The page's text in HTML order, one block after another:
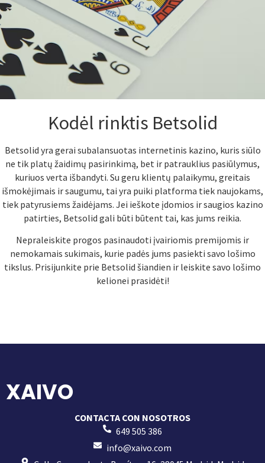
Kodėl rinktis Betsolid
Betsolid yra gerai subalansuotas internetinis kazino, kuris siūlo
ne tik platų žaidimų pasirinkimą, bet ir patrauklius pasiūlymus,
kuriuos verta išbandyti. Su geru klientų palaikymu, greitais
išmokėjimais ir saugumu, tai yra puiki platforma tiek naujokams,
tiek patyrusiems žaidėjams. Jei ieškote įdomios ir saugios kazino
patirties, Betsolid gali būti būtent tai, kas jums reikia.
Nepraleiskite progos pasinaudoti įvairiomis premijomis ir
nemokamais sukimais, kurie padės jums pasiekti savo lošimo
tikslus. Prisijunkite prie Betsolid šiandien ir leiskite savo lošimo
kelionei prasidėti!
XAIVO
CONTACTA CON NOSOTROS
649 505 386
info@xaivo.com